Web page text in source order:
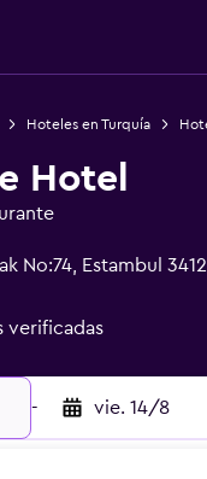
Hoteles en Turquía
Hotel
No:74, Estambul
verificadas
- vie. 14/8